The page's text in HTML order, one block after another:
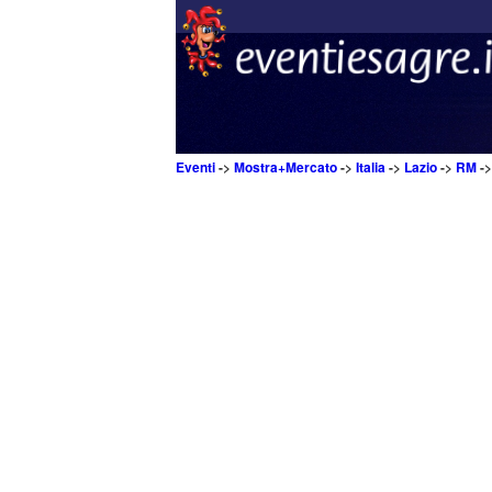
Eventi-> Mostra+Mercato-> Italia-> Lazio-> RM-